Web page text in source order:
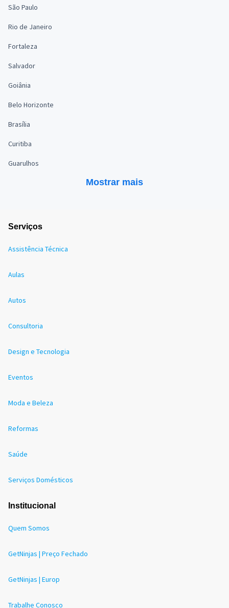
São Paulo
Rio de Janeiro
Fortaleza
Salvador
Goiânia
Belo Horizonte
Brasília
Curitiba
Guarulhos
Mostrar mais
Serviços
Assistência Técnica
Aulas
Autos
Consultoria
Design e Tecnologia
Eventos
Moda e Beleza
Reformas
Saúde
Serviços Domésticos
Institucional
Quem Somos
GetNinjas | Preço Fechado
GetNinjas | Europ
Trabalhe Conosco